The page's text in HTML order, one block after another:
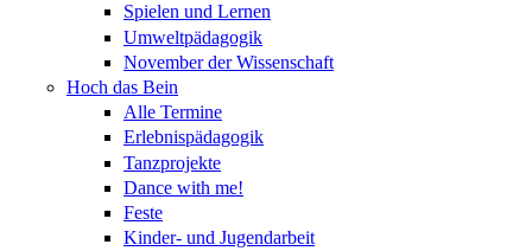
Spielen und Lernen
Umweltpädagogik
November der Wissenschaft
Hoch das Bein
Alle Termine
Erlebnispädagogik
Tanzprojekte
Dance with me!
Feste
Kinder- und Jugendarbeit